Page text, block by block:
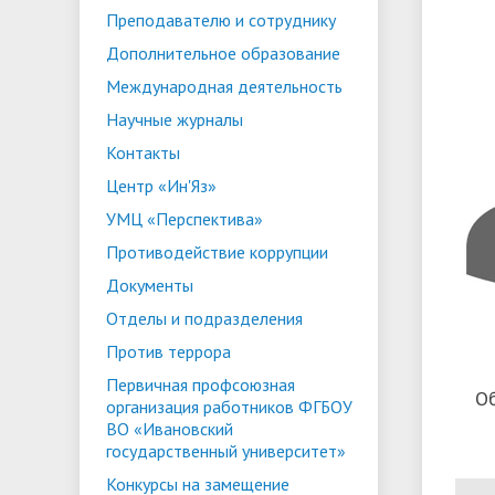
• Конкурсы на замещение
должностей
•
• Координационный центр ИвГУ
• Вход
• Олимпиада "Большие надежды
малых городов"
ориентации и содействия
трудоустройству выпускников
«Карьера»
•
• Платные образовательные услуги
• Стипендии и меры поддержки
обучающихся
•
• Абитуриенту
•
• Организация питания в
образовательной организации
Преподавателю и сотруднику
Дополнительное образование
Международная деятельность
Научные журналы
Контакты
Центр «Ин'Яз»
УМЦ «Перспектива»
Противодействие коррупции
Документы
Отделы и подразделения
Против террора
Первичная профсоюзная
организация работников ФГБОУ
ВО «Ивановский
государственный университет»
Конкурсы на замещение